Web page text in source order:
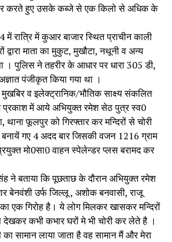
करते हुए उसके कब्जे से एक किलो से अधिक के
रात्रि में कुआर बाजार स्थित प्राचीन काली
द्वारा माता का मुकुट, मुखौटा, नथूनी व अन्य
। पुलिस ने तहरीर के आधार पर धारा 305 डी,
पंजीकृत किया गया था ।
व इलेक्ट्रानिक/भौतिक साक्ष्य संकलित
प्रकाश में आये अभियुक्त रमेश सेठ पुत्र स्व0
थाना फूलपुर को गिरफ्तार कर मन्दिरों से चोरी
गए 4 अदद बार जिसकी वजन 1216 ग्राम
मो0सा0 वाहन स्पेलेन्डर प्लस बरामद कर
ने बताया कि पूछताछ के दौरान अभियुक्त रमेश
बेनवंशी उर्फ जिल्लू , अशोक बनवासी, राजू
एक गिरोह है। ये लोग मिलकर खासकर मन्दिरों
देखकर कभी कभार घरों मे भी चोरी कर लेते है ।
का सामान लाया जाता है वह सामान मैं और मेरा